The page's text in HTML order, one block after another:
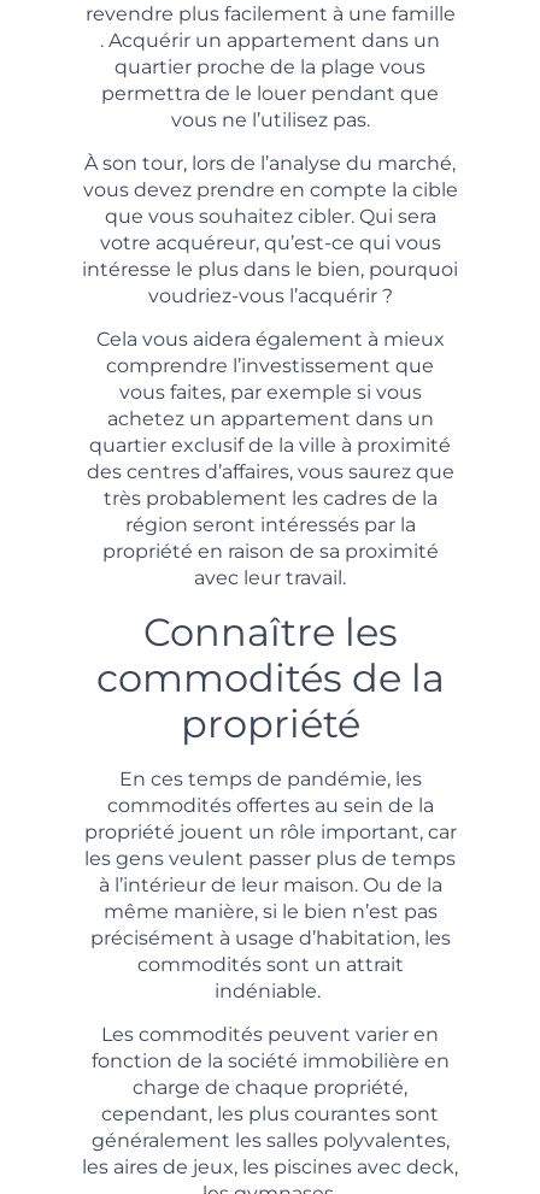
revendre plus facilement à une famille
. Acquérir un appartement dans un
quartier proche de la plage vous
permettra de le louer pendant que
vous ne l’utilisez pas.
À son tour, lors de l’analyse du marché,
vous devez prendre en compte la cible
que vous souhaitez cibler. Qui sera
votre acquéreur, qu’est-ce qui vous
intéresse le plus dans le bien, pourquoi
voudriez-vous l’acquérir ?
Cela vous aidera également à mieux
comprendre l’investissement que
vous faites, par exemple si vous
achetez un appartement dans un
quartier exclusif de la ville à proximité
des centres d’affaires, vous saurez que
très probablement les cadres de la
région seront intéressés par la
propriété en raison de sa proximité
avec leur travail.
Connaître les
commodités de la
propriété
En ces temps de pandémie, les
commodités offertes au sein de la
propriété jouent un rôle important, car
les gens veulent passer plus de temps
à l’intérieur de leur maison. Ou de la
même manière, si le bien n’est pas
précisément à usage d’habitation, les
commodités sont un attrait
indéniable.
Les commodités peuvent varier en
fonction de la société immobilière en
charge de chaque propriété,
cependant, les plus courantes sont
généralement les salles polyvalentes,
les aires de jeux, les piscines avec deck,